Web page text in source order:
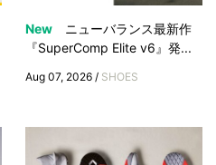
New
ニューバランス最新作
『SuperComp Elite v6』発...
Aug 07, 2026 / SHOES